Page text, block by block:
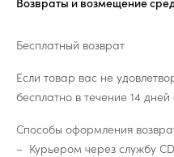
Возвраты и возмещение
Бесплатный возврат
Если товар вас не
бесплатно в течение 14
Способы оформления
Курьером через службу